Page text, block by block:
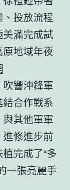
投放流程
滿完成試
地域年夜
響沖鋒軍
合作戰系
其他軍軍
修進步前
完成了“多
一張亮麗手